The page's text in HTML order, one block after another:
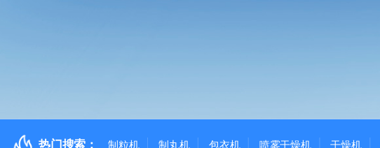
热门搜索： 制粒机 制丸机 包衣机 喷雾干燥机 干燥机